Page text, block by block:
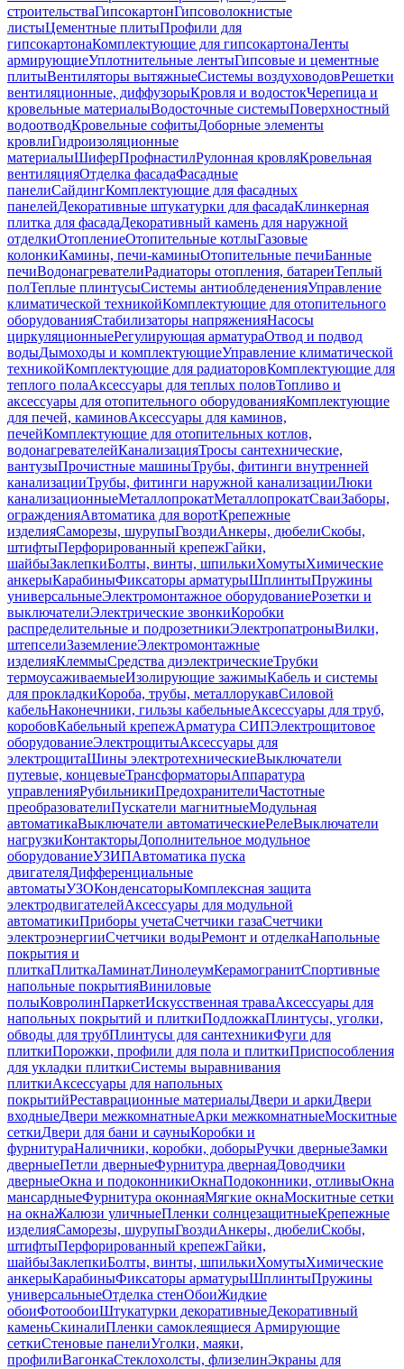
строительстваГипсокартонГипсоволокнистые
листыЦементные плитыПрофили для
гипсокартонаКомплектующие для гипсокартонаЛенты
армирующиеУплотнительные лентыГипсовые и цементные
плитыВентиляторы вытяжныеСистемы воздуховодовРешетки
вентиляционные, диффузорыКровля и водостокЧерепица и
кровельные материалыВодосточные системыПоверхностный
водоотводКровельные софитыДоборные элементы
кровлиГидроизоляционные
материалыШиферПрофнастилРулонная кровляКровельная
вентиляцияОтделка фасадаФасадные
панелиСайдингКомплектующие для фасадных
панелейДекоративные штукатурки для фасадаКлинкерная
плитка для фасадаДекоративный камень для наружной
отделкиОтоплениеОтопительные котлыГазовые
колонкиКамины, печи-каминыОтопительные печиБанные
печиВодонагревателиРадиаторы отопления, батареиТеплый
полТеплые плинтусыСистемы антиобледененияУправление
климатической техникойКомплектующие для отопительного
оборудованияСтабилизаторы напряженияНасосы
циркуляционныеРегулирующая арматураОтвод и подвод
водыДымоходы и комплектующиеУправление климатической
техникойКомплектующие для радиаторовКомплектующие для
теплого полаАксессуары для теплых половТопливо и
аксессуары для отопительного оборудованияКомплектующие
для печей, каминовАксессуары для каминов,
печейКомплектующие для отопительных котлов,
водонагревателейКанализацияТросы сантехнические,
вантузыПрочистные машиныТрубы, фитинги внутренней
канализацииТрубы, фитинги наружной канализацииЛюки
канализационныеМеталлопрокатМеталлопрокатСваиЗаборы,
огражденияАвтоматика для воротКрепежные
изделияСаморезы, шурупыГвоздиАнкеры, дюбелиСкобы,
штифтыПерфорированный крепежГайки,
шайбыЗаклепкиБолты, винты, шпилькиХомутыХимические
анкерыКарабиныФиксаторы арматурыШплинтыПружины
универсальныеЭлектромонтажное оборудованиеРозетки и
выключателиЭлектрические звонкиКоробки
распределительные и подрозетникиЭлектропатроныВилки,
штепселиЗаземлениеЭлектромонтажные
изделияКлеммыСредства диэлектрическиеТрубки
термоусаживаемыеИзолирующие зажимыКабель и системы
для прокладкиКороба, трубы, металлорукавСиловой
кабельНаконечники, гильзы кабельныеАксессуары для труб,
коробовКабельный крепежАрматура СИПЭлектрощитовое
оборудованиеЭлектрощитыАксессуары для
электрощитаШины электротехническиеВыключатели
путевые, концевыеТрансформаторыАппаратура
управленияРубильникиПредохранителиЧастотные
преобразователиПускатели магнитныеМодульная
автоматикаВыключатели автоматическиеРелеВыключатели
нагрузкиКонтакторыДополнительное модульное
оборудованиеУЗИПАвтоматика пуска
двигателяДифференциальные
автоматыУЗОКонденсаторыКомплексная защита
электродвигателейАксессуары для модульной
автоматикиПриборы учетаСчетчики газаСчетчики
электроэнергииСчетчики водыРемонт и отделкаНапольные
покрытия и
плиткаПлиткаЛаминатЛинолеумКерамогранитСпортивные
напольные покрытияВиниловые
полыКовролинПаркетИскусственная траваАксессуары для
напольных покрытий и плиткиПодложкаПлинтусы, уголки,
обводы для трубПлинтусы для сантехникиФуги для
плиткиПорожки, профили для пола и плиткиПриспособления
для укладки плиткиСистемы выравнивания
плиткиАксессуары для напольных
покрытийРеставрационные материалыДвери и аркиДвери
входныеДвери межкомнатныеАрки межкомнатныеМоскитные
сеткиДвери для бани и сауныКоробки и
фурнитураНаличники, коробки, доборыРучки дверныеЗамки
дверныеПетли дверныеФурнитура двернаяДоводчики
дверныеОкна и подоконникиОкнаПодоконники, отливыОкна
мансардныеФурнитура оконнаяМягкие окнаМоскитные сетки
на окнаЖалюзи уличныеПленки солнцезащитныеКрепежные
изделияСаморезы, шурупыГвоздиАнкеры, дюбелиСкобы,
штифтыПерфорированный крепежГайки,
шайбыЗаклепкиБолты, винты, шпилькиХомутыХимические
анкерыКарабиныФиксаторы арматурыШплинтыПружины
универсальныеОтделка стенОбоиЖидкие
обоиФотообоиШтукатурки декоративныеДекоративный
каменьСкиналиПленки самоклеящиеся Армирующие
сеткиСтеновые панелиУголки, маяки,
профилиВагонкаСтеклохолсты, флизелинЭкраны для